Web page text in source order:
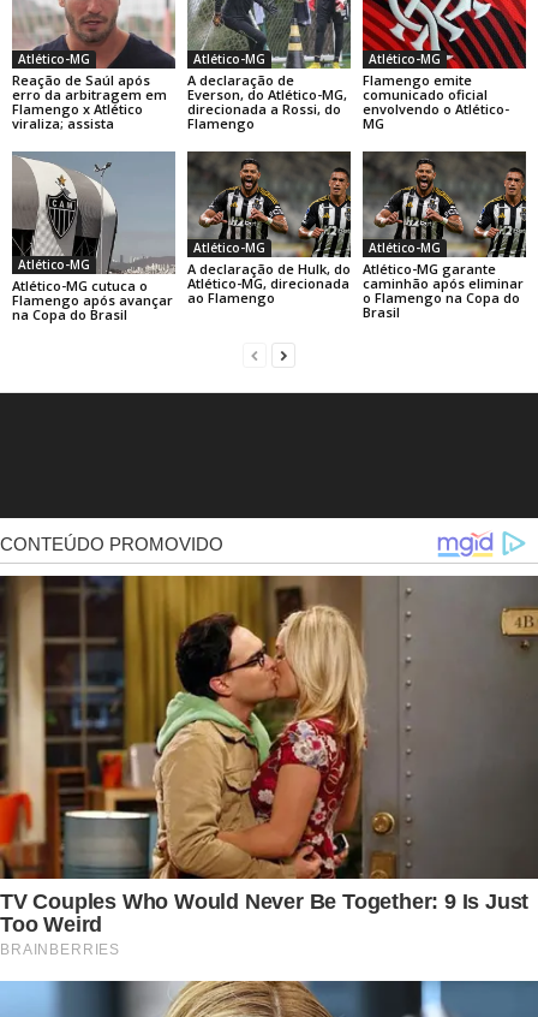
Atlético-MG
Reação de Saúl após
erro da arbitragem em
Flamengo x Atlético
viraliza; assista
Atlético-MG
A declaração de
Everson, do Atlético-MG,
direcionada a Rossi, do
Flamengo
Atlético-MG
Flamengo emite
comunicado oficial
envolvendo o Atlético-
MG
Atlético-MG
Atlético-MG cutuca o
Flamengo após avançar
na Copa do Brasil
Atlético-MG
A declaração de Hulk, do
Atlético-MG, direcionada
ao Flamengo
Atlético-MG
Atlético-MG garante
caminhão após eliminar
o Flamengo na Copa do
Brasil